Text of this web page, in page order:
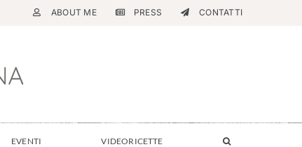
ABOUT ME PRESS CONTATTI
EVENTI VIDEORICETTE